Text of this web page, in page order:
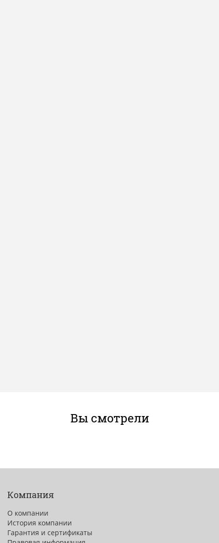
Вы смотрели
Компания
О компании
История компании
Гарантия и сертификаты